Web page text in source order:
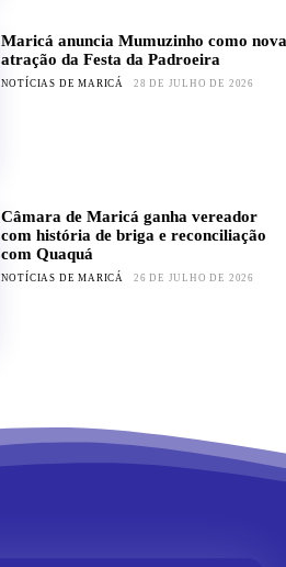
Maricá anuncia Mumuzinho como nova
atração da Festa da Padroeira
NOTÍCIAS DE MARICÁ 28 DE JULHO DE 2026
Câmara de Maricá ganha vereador
com história de briga e reconciliação
com Quaquá
NOTÍCIAS DE MARICÁ 26 DE JULHO DE 2026